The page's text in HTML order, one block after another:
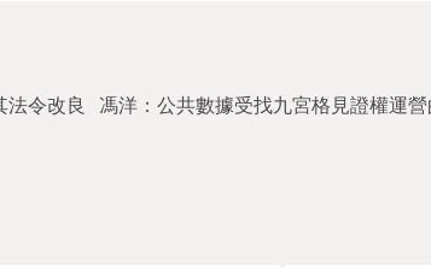
法令改良 馮洋：公共數據受找九宮格見證權運